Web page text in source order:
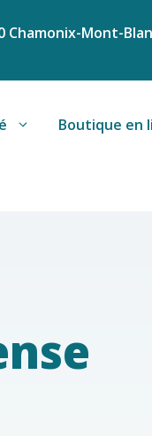
Chamonix-Mont-
Boutique en